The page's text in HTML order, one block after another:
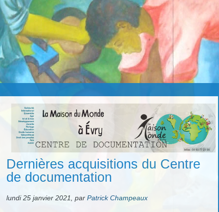
Dernières acquisitions du Centre
de documentation
lundi 25 janvier 2021, par Patrick Champeaux